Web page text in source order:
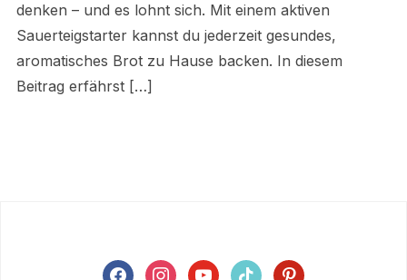
denken – und es lohnt sich. Mit einem aktiven
Sauerteigstarter kannst du jederzeit gesundes,
aromatisches Brot zu Hause backen. In diesem
Beitrag erfährst […]
facebookinstagramyoutubetiktok pinterest